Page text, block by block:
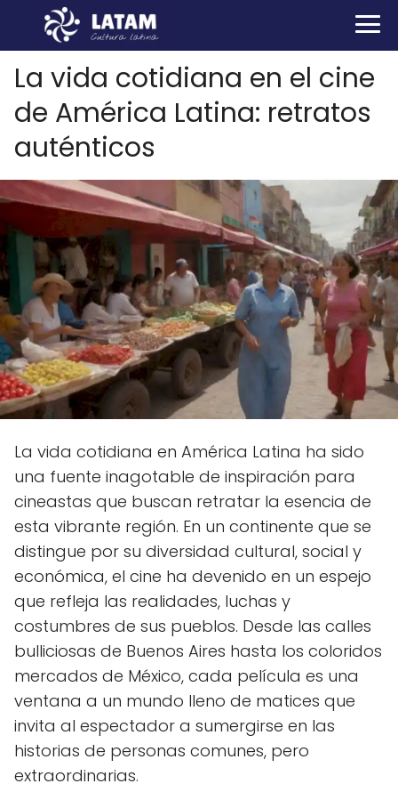
La vida cotidiana en el cine
de América Latina: retratos
auténticos
La vida cotidiana en América Latina ha sido
una fuente inagotable de inspiración para
cineastas que buscan retratar la esencia de
esta vibrante región. En un continente que se
distingue por su diversidad cultural, social y
económica, el cine ha devenido en un espejo
que refleja las realidades, luchas y
costumbres de sus pueblos. Desde las calles
bulliciosas de Buenos Aires hasta los coloridos
mercados de México, cada película es una
ventana a un mundo lleno de matices que
invita al espectador a sumergirse en las
historias de personas comunes, pero
extraordinarias.